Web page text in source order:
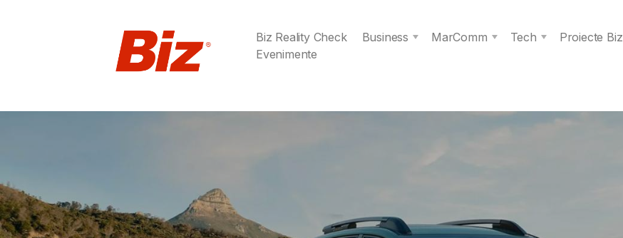
Biz Reality Check Business MarComm Tech
Proiecte Biz
Evenimente